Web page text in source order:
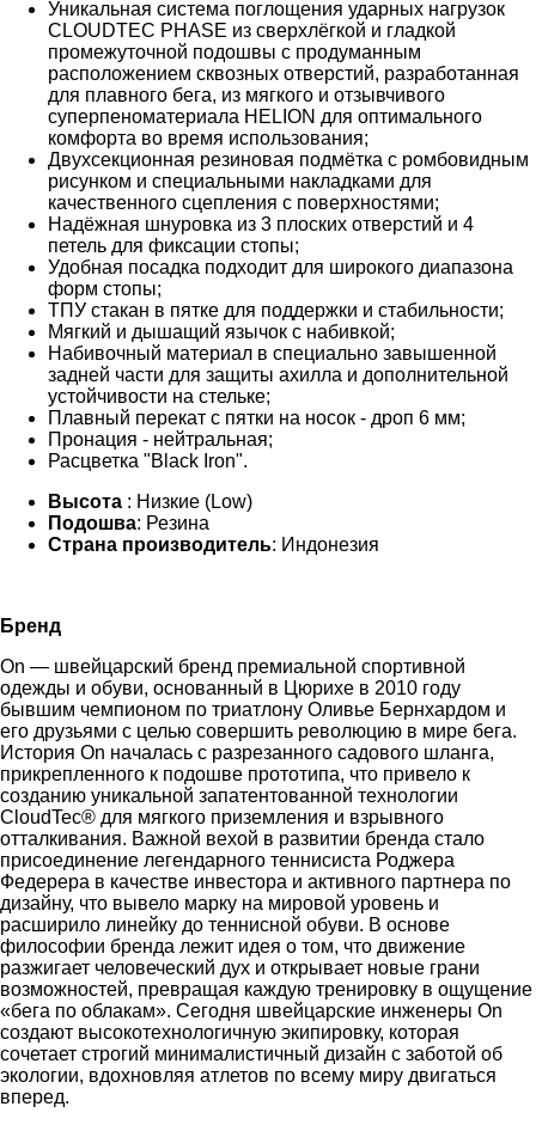
Уникальная система поглощения ударных нагрузок
CLOUDTEC PHASE из сверхлёгкой и гладкой
промежуточной подошвы с продуманным
расположением сквозных отверстий, разработанная
для плавного бега, из мягкого и отзывчивого
суперпеноматериала HELION для оптимального
комфорта во время использования;
Двухсекционная резиновая подмётка с ромбовидным
рисунком и специальными накладками для
качественного сцепления с поверхностями;
Надёжная шнуровка из 3 плоских отверстий и 4
петель для фиксации стопы;
Удобная посадка подходит для широкого диапазона
форм стопы;
ТПУ стакан в пятке для поддержки и стабильности;
Мягкий и дышащий язычок с набивкой;
Набивочный материал в специально завышенной
задней части для защиты ахилла и дополнительной
устойчивости на стельке;
Плавный перекат с пятки на носок - дроп 6 мм;
Пронация - нейтральная;
Расцветка "Black Iron".
Высота : Низкие (Low)
Подошва: Резина
Страна производитель: Индонезия
Бренд
On — швейцарский бренд премиальной спортивной
одежды и обуви, основанный в Цюрихе в 2010 году
бывшим чемпионом по триатлону Оливье Бернхардом и
его друзьями с целью совершить революцию в мире бега.
История On началась с разрезанного садового шланга,
прикрепленного к подошве прототипа, что привело к
созданию уникальной запатентованной технологии
CloudTec® для мягкого приземления и взрывного
отталкивания. Важной вехой в развитии бренда стало
присоединение легендарного теннисиста Роджера
Федерера в качестве инвестора и активного партнера по
дизайну, что вывело марку на мировой уровень и
расширило линейку до теннисной обуви. В основе
философии бренда лежит идея о том, что движение
разжигает человеческий дух и открывает новые грани
возможностей, превращая каждую тренировку в ощущение
«бега по облакам». Сегодня швейцарские инженеры On
создают высокотехнологичную экипировку, которая
сочетает строгий минималистичный дизайн с заботой об
экологии, вдохновляя атлетов по всему миру двигаться
вперед.